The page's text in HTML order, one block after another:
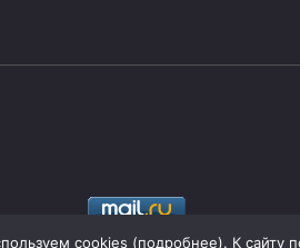
cookies (подробнее). К сайту